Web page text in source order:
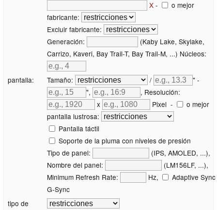
X -
o mejor
fabricante:
Excluir fabricante:
Generación:
(Kaby Lake, Skylake,
Carrizo, Kaveri, Bay Trail-T, Bay Trail-M, ...) Núcleos:
pantalla: Tamaño: /
" -
",
, Resolución:
x
Pixel -
o mejor
pantalla lustrosa:
Pantalla táctil
Soporte de la pluma con niveles de presión
Tipo de panel:
(IPS, AMOLED, ...),
Nombre del panel:
(LM156LF, ...),
Minimum Refresh Rate:
Hz,
Adaptive
G-Sync
tipo de